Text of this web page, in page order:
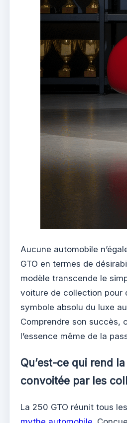
Aucune automobile
GTO en termes de
modèle transcende le
voiture de collection pour
symbole absolu du luxe
Comprendre son succès,
l’essence même de la
Qu’est-ce qui rend
convoitée par les
La 250 GTO réunit tous